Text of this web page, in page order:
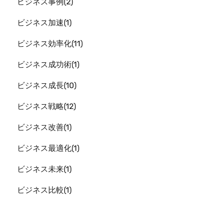
ビジネス事例 2
ビジネス加速 1
ビジネス効率化 11
ビジネス成功術 1
ビジネス成長 10
ビジネス戦略 12
ビジネス改善 1
ビジネス最適化 1
ビジネス未来 1
ビジネス比較 1